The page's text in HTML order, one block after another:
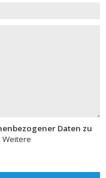
Daten zu
Weitere